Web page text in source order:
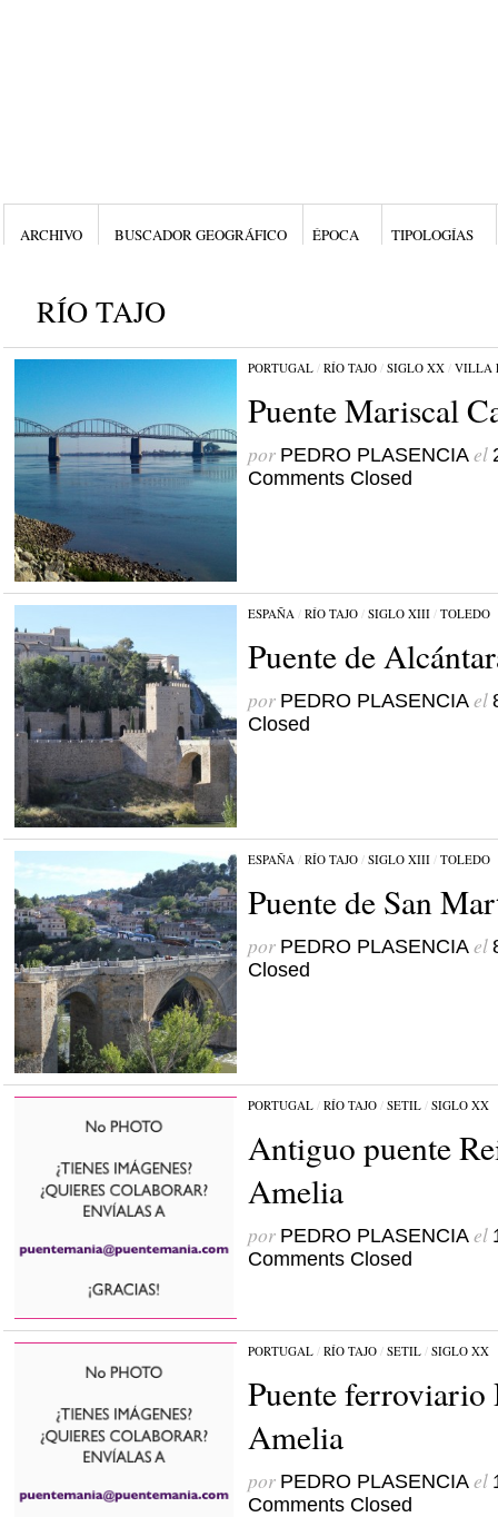
ARCHIVO BUSCADOR GEOGRÁFICO ÉPOCA TIPOLOGÍAS
RÍO TAJO
PORTUGAL/ RÍO TAJO/ SIGLO XX/ VILLA
Puente Mariscal
por PEDRO PLASENCIAel
Comments Closed
ESPAÑA/ RÍO TAJO/ SIGLO XIII/ TOLEDO
Puente de
por PEDRO PLASENCIAel
Closed
ESPAÑA/ RÍO TAJO/ SIGLO XIII/ TOLEDO
Puente de San
por PEDRO PLASENCIAel
Closed
PORTUGAL/ RÍO TAJO/ SETIL/ SIGLO XX
Antiguo puente
Amelia
por PEDRO PLASENCIAel
Comments Closed
PORTUGAL/ RÍO TAJO/ SETIL/ SIGLO XX
Puente ferroviario
Amelia
por PEDRO PLASENCIAel
Comments Closed